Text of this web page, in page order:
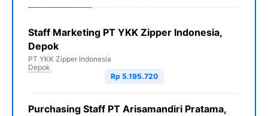
Staff Marketing PT YKK Zipper Indonesia,
Depok
PT YKK Zipper Indonesia
Depok
Rp 5.195.720
Purchasing Staff PT Arisamandiri Pratama,